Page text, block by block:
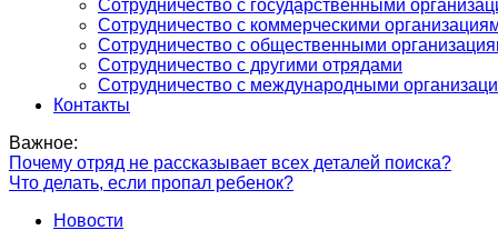
Сотрудничество с государственными
Сотрудничество с коммерческими
Сотрудничество с общественными
Сотрудничество с другими отрядами
Сотрудничество с международными
Контакты
Важное:
Почему отряд не рассказывает всех деталей поиска?
Что делать, если пропал ребенок?
Новости